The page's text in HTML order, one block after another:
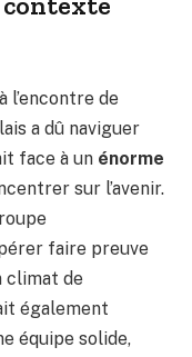
l’encontre de
a dû naviguer
face à un énorme
sur l’avenir.
faire preuve
climat de
également
équipe solide,